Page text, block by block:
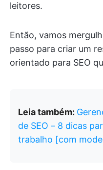
leitores.
Então, vamos
passo para criar um
orientado para SEO
Leia também:
de SEO – 8 dicas
trabalho [com